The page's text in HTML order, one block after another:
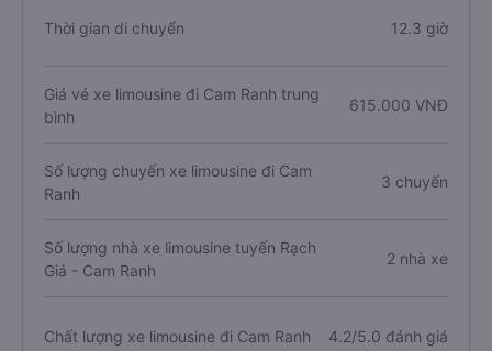
Thời gian di chuyển 12.3 giờ
Giá vé xe limousine đi Cam Ranh trung
bình
615.000 VNĐ
Số lượng chuyến xe limousine đi Cam
Ranh
3 chuyến
Số lượng nhà xe limousine tuyến Rạch
Giá - Cam Ranh
2 nhà xe
Chất lượng xe limousine đi Cam Ranh 4.2/5.0 đánh giá